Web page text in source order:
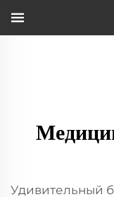
Удивительный